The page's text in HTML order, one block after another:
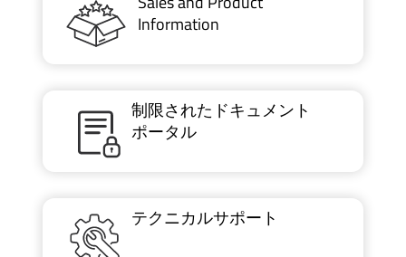
Information
制限されたドキュメント
ポータル
テクニカルサポート